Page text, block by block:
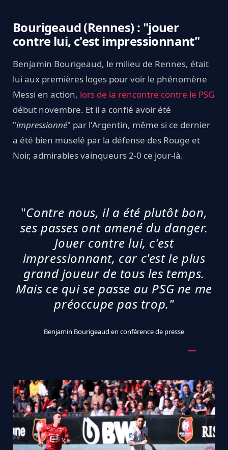
Bourigeaud (Rennes) : "jouer
contre lui, c'est impressionnant"
Benjamin Bourigeaud, le milieu de Rennes, était
lui aux premières loges pour voir le phénomène
Messi en action, lors de la rencontre contre le PSG
début novembre. Et il a confié avoir été
"impressionné" par l'Argentin, même si ce dernier
a été bien muselé par la défense des Rouge et
Noir, admirables vainqueurs 2-0 ce jour-là.
"Contre nous, il a été plutôt bon,
ses passes ont amené du danger.
Jouer contre lui, c'est
impressionnant, car c'est le plus
grand joueur de tous les temps.
Mais ce qui se passe au PSG ne me
préoccupe pas trop."
Benjamin Bourigeaud en conférence de presse